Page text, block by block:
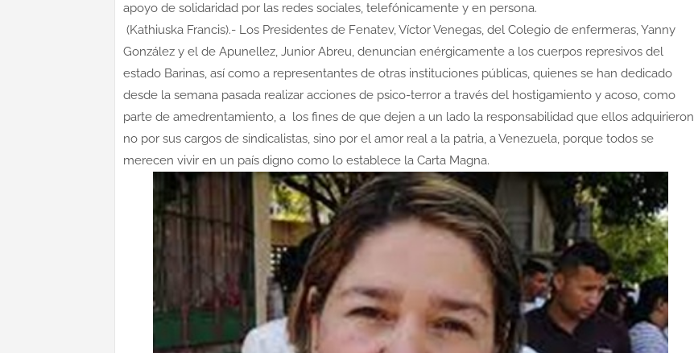
apoyo de solidaridad por las redes sociales, telefónicamente y en persona.
(Kathiuska Francis).- Los Presidentes de Fenatev, Víctor Venegas, del Colegio de enfermeras, Yanny
González y el de Apunellez, Junior Abreu, denuncian enérgicamente a los cuerpos represivos del
estado Barinas, así como a representantes de otras instituciones públicas, quienes se han dedicado
desde la semana pasada realizar acciones de psico-terror a través del hostigamiento y acoso, como
parte de amedrentamiento, a los fines de que dejen a un lado la responsabilidad que ellos adquirieron
no por sus cargos de sindicalistas, sino por el amor real a la patria, a Venezuela, porque todos se
merecen vivir en un país digno como lo establece la Carta Magna.